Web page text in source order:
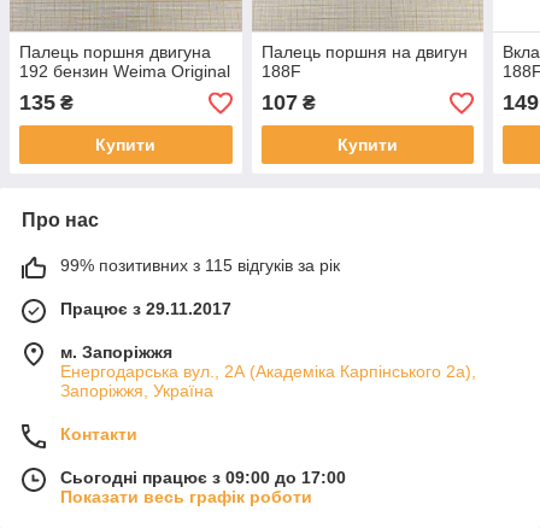
Палець поршня двигуна
192 бензин Weima Original
135 ₴
Купити
Палець поршня на двигун
188F
107₴
Купити
149
Про нас
99% позитивних з 115 відгуків за рік
Працює з 29.11.2017
м. Запоріжжя
Енергодарська вул., 2А (Академіка Карпінського 2а),
Запоріжжя, Україна
Контакти
Сьогодні працює з 09:00 до 17:00
Показати весь графік роботи